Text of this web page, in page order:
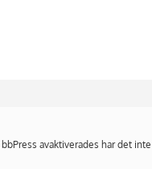
avaktiverades har det